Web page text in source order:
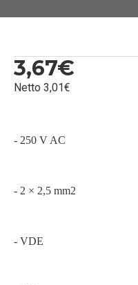
3,67€
Netto 3,01€
- 250 V AC
- 2 × 2,5 mm2
- VDE